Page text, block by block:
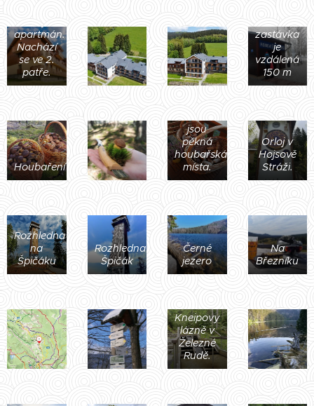
apartmán.
Nachází
se ve 2.
patře.
zastávka
je
vzdálená
150 m
Houbaření
jsou
pěkná
houbařská
místa.
Orloj v
Hojsově
Stráži.
Rozhledna
na
Špičáku
Rozhledna
Špičák
Černé
jezero
Na
Březníku
Kneipovy
lázně v
Železné
Rudě.